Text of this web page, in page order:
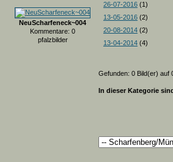
NeuScharfeneck~004
Kommentare: 0
pfalzbilder
26-07-2016 (1)
13-05-2016 (2)
20-08-2014 (2)
13-04-2014 (4)
Gefunden: 0 Bild(er) auf
In dieser Kategorie